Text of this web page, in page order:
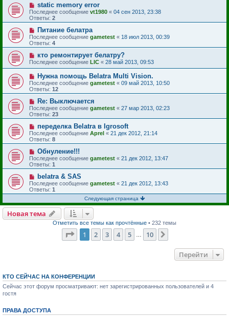
static memory error
Последнее сообщение vt1980 « 04 сен 2013, 23:38
Ответы: 2
Питание белатра
Последнее сообщение gametest « 18 июл 2013, 00:39
Ответы: 4
кто ремонтирует белатру?
Последнее сообщение LIC « 28 май 2013, 09:53
Нужна помощь Belatra Multi Vision.
Последнее сообщение gametest « 09 май 2013, 10:50
Ответы: 12
Re: Выключается
Последнее сообщение gametest « 27 мар 2013, 02:23
Ответы: 23
переделка Belatra в Igrosoft
Последнее сообщение Aprel « 21 дек 2012, 21:14
Ответы: 8
Обнуление!!!
Последнее сообщение gametest « 21 дек 2012, 13:47
Ответы: 1
belatra & SAS
Последнее сообщение gametest « 21 дек 2012, 13:43
Ответы: 1
Следующая страница
Новая тема
Отметить все темы как прочтённые • 232 темы
Страница из 10
1 2 3 4 5 10
Перейти
КТО СЕЙЧАС НА КОНФЕРЕНЦИИ
Сейчас этот форум просматривают: нет зарегистрированных пользователей и 4
гостя
ПРАВА ДОСТУПА